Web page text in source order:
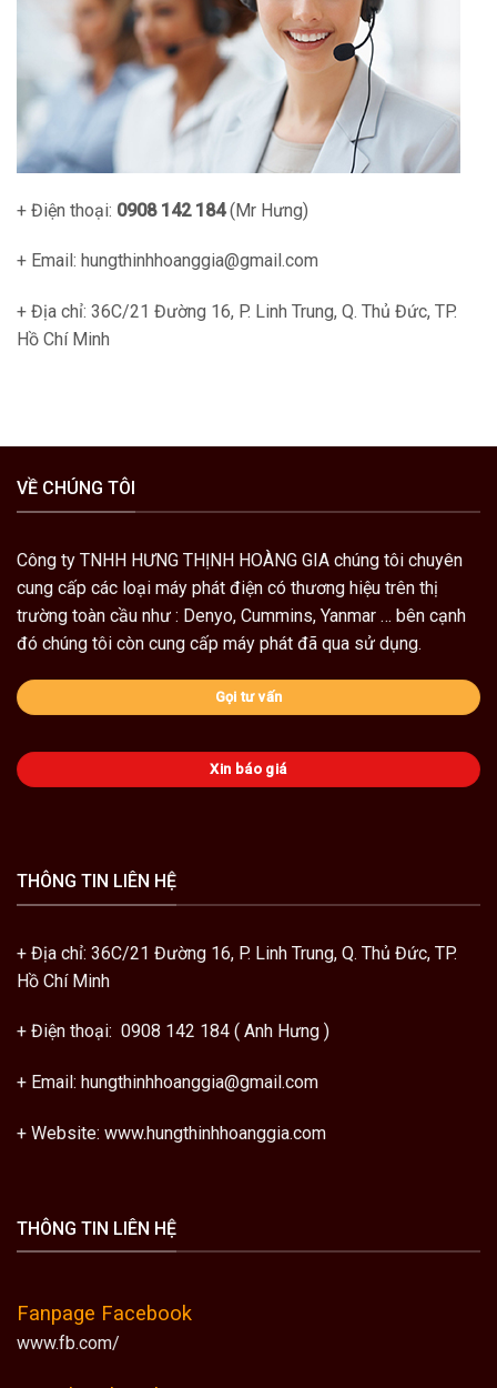
+ Điện thoại: 0908 142 184(Mr Hưng)
+ Email: hungthinhhoanggia@gmail.com
+ Địa chỉ: 36C/21 Đường 16, P. Linh Trung, Q. Thủ Đức, TP.
Hồ Chí Minh
VỀ CHÚNG TÔI
Công ty TNHH HƯNG THỊNH HOÀNG GIA chúng tôi chuyên
cung cấp các loại máy phát điện có thương hiệu trên thị
trường toàn cầu như : Denyo, Cummins, Yanmar … bên cạnh
đó chúng tôi còn cung cấp máy phát đã qua sử dụng.
Gọi tư vấn
Xin báo giá
THÔNG TIN LIÊN HỆ
+ Địa chỉ: 36C/21 Đường 16, P. Linh Trung, Q. Thủ Đức, TP.
Hồ Chí Minh
+ Điện thoại: 0908 142 184 ( Anh Hưng )
+ Email: hungthinhhoanggia@gmail.com
+ Website: www.hungthinhhoanggia.com
THÔNG TIN LIÊN HỆ
Fanpage Facebook
www.fb.com/